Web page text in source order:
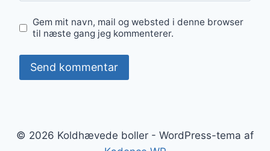
Gem mit navn, mail og websted i denne browser
til næste gang jeg kommenterer.
© 2026 Koldhævede boller - WordPress-tema af